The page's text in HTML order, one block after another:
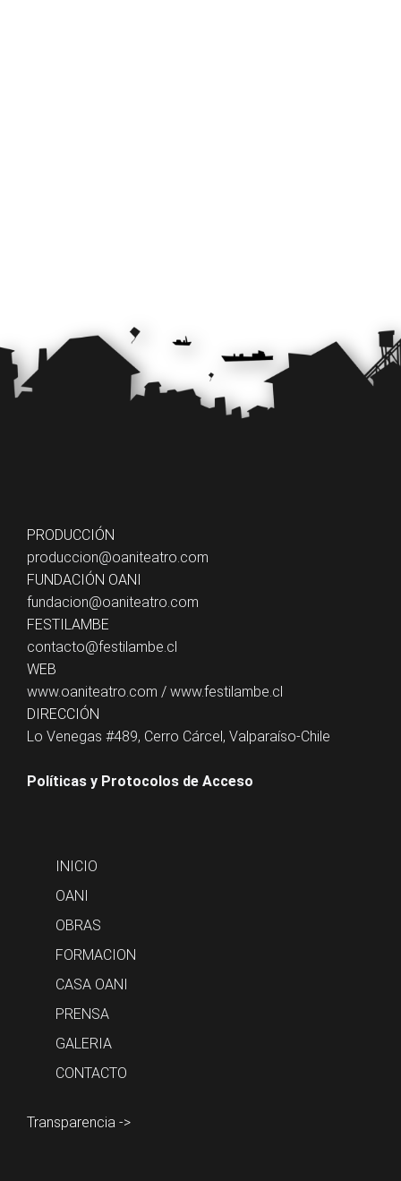
PRODUCCIÓN
produccion@oaniteatro.com
FUNDACIÓN OANI
fundacion@oaniteatro.com
FESTILAMBE
contacto@festilambe.cl
WEB
www.oaniteatro.com / www.festilambe.cl
DIRECCIÓN
Lo Venegas #489, Cerro Cárcel, Valparaíso-Chile
Políticas y Protocolos de Acceso
INICIO
OANI
OBRAS
FORMACION
CASA OANI
PRENSA
GALERIA
CONTACTO
Transparencia ->